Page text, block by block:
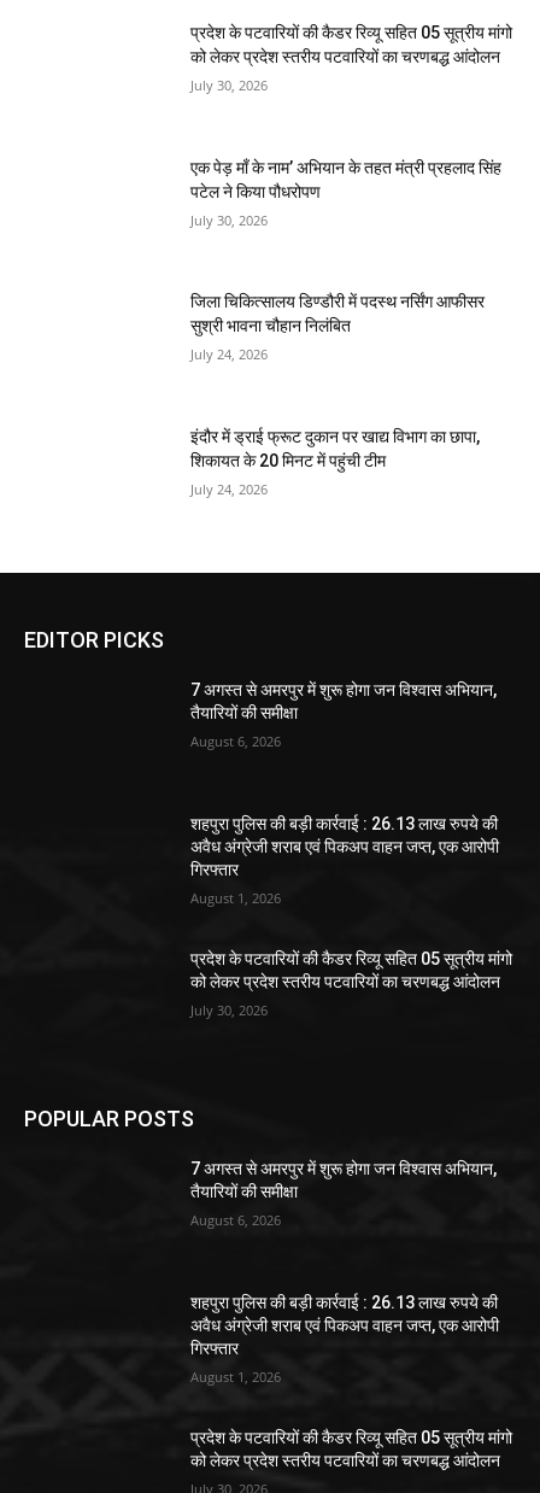
प्रदेश के पटवारियों की कैडर रिव्यू सहित 05 सूत्रीय मांगो
को लेकर प्रदेश स्तरीय पटवारियों का चरणबद्ध आंदोलन
July 30, 2026
एक पेड़ माँ के नाम’ अभियान के तहत मंत्री प्रहलाद सिंह
पटेल ने किया पौधरोपण
July 30, 2026
जिला चिकित्सालय डिण्डौरी में पदस्थ नर्सिंग आफीसर
सुश्री भावना चौहान निलंबित
July 24, 2026
इंदौर में ड्राई फ्रूट दुकान पर खाद्य विभाग का छापा,
शिकायत के 20 मिनट में पहुंची टीम
July 24, 2026
EDITOR PICKS
7 अगस्त से अमरपुर में शुरू होगा जन विश्वास अभियान,
तैयारियों की समीक्षा
August 6, 2026
शहपुरा पुलिस की बड़ी कार्रवाई : 26.13 लाख रुपये की
अवैध अंग्रेजी शराब एवं पिकअप वाहन जप्त, एक आरोपी
गिरफ्तार
August 1, 2026
प्रदेश के पटवारियों की कैडर रिव्यू सहित 05 सूत्रीय मांगो
को लेकर प्रदेश स्तरीय पटवारियों का चरणबद्ध आंदोलन
July 30, 2026
POPULAR POSTS
7 अगस्त से अमरपुर में शुरू होगा जन विश्वास अभियान,
तैयारियों की समीक्षा
August 6, 2026
शहपुरा पुलिस की बड़ी कार्रवाई : 26.13 लाख रुपये की
अवैध अंग्रेजी शराब एवं पिकअप वाहन जप्त, एक आरोपी
गिरफ्तार
August 1, 2026
प्रदेश के पटवारियों की कैडर रिव्यू सहित 05 सूत्रीय मांगो
को लेकर प्रदेश स्तरीय पटवारियों का चरणबद्ध आंदोलन
July 30, 2026